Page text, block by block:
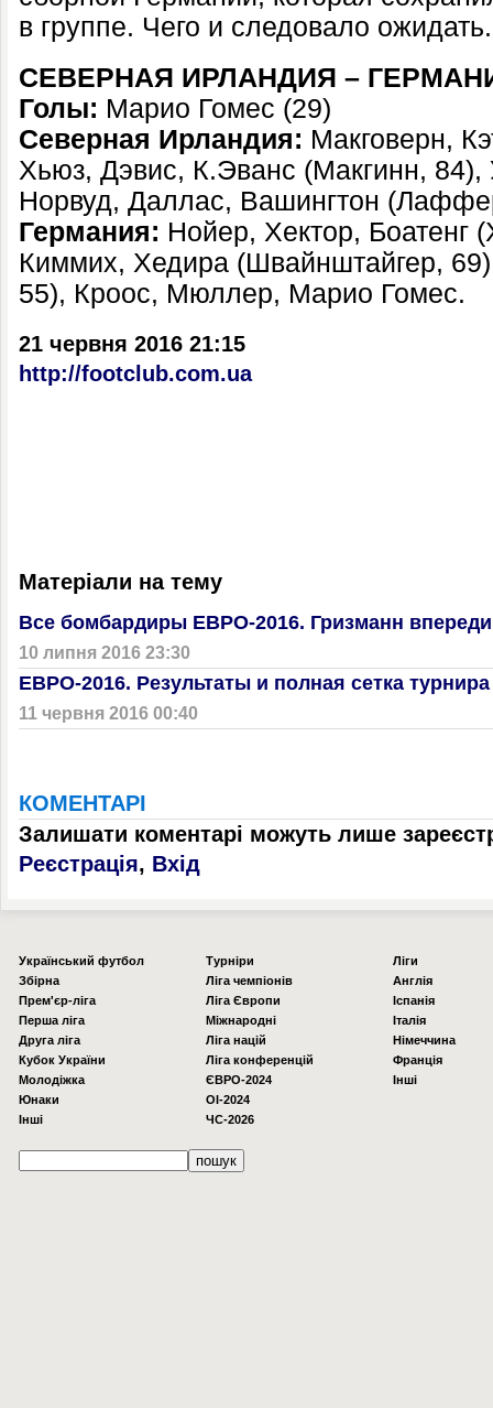
в группе. Чего и следовало
СЕВЕРНАЯ ИРЛАНДИЯ –
Голы: Марио Гомес (29)
Северная Ирландия: Макговерн,
Хьюз, Дэвис, К.Эванс (Макгинн, 84),
Норвуд, Даллас, Вашингтон
Германия: Нойер, Хектор, Боатенг
Киммих, Хедира (Швайнштайгер,
55), Кроос, Мюллер, Марио Гомес.
21 червня 2016 21:15
http://footclub.com.ua
Матеріали на тему
Все бомбардиры ЕВРО-2016. Гризманн впереди
10 липня 2016 23:30
ЕВРО-2016. Результаты и полная сетка турнира
11 червня 2016 00:40
КОМЕНТАРІ
Залишати коментарі можуть лише
Реєстрація, Вхід
Українcький футбол
Збірна
Прем'єр-ліга
Перша ліга
Друга ліга
Кубок України
Молодіжка
Юнаки
Інші
Турніри
Ліга чемпіонів
Ліга Європи
Міжнародні
Ліга націй
Ліга конференцій
ЄВРО-2024
OI-2024
ЧС-2026
Ліги
Англія
Іспанія
Італія
Німеччина
Франція
Інші